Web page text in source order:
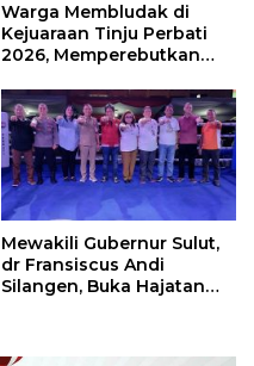
Warga Membludak di
Kejuaraan Tinju Perbati
2026, Memperebutkan
Mewakili Gubernur Sulut,
dr Fransiscus Andi
Silangen, Buka Hajatan